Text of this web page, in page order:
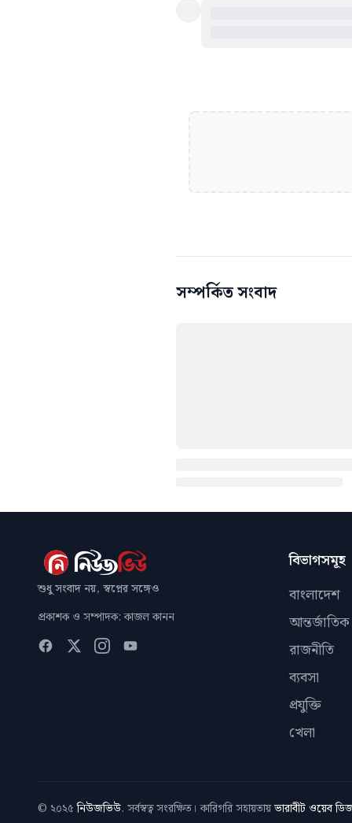
সম্পর্কিত সংবাদ
শুধু সংবাদ নয়, স্বপ্নের সঙ্গেও
প্রকাশক ও সম্পাদক: কাজল কানন
বিভাগসমূহ
বাংলাদেশ
আন্তর্জাতিক
রাজনীতি
ব্যবসা
প্রযুক্তি
খেলা
© ২০২৫ নিউজভিউ. সর্বস্বত্ব সংরক্ষিত। কারিগরি সহায়তায়ভারাবীট ওয়েব